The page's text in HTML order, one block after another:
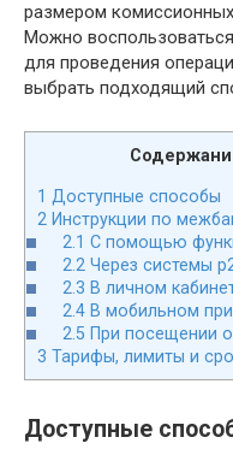
размером
Можно
для проведения
выбрать подходящий
1 Доступные способы
2 Инструкции по
2.1 С помощью
2.2 Через системы
2.3 В личном
2.4 В мобильном
2.5 При посещении
3 Тарифы, лимиты и
Доступные